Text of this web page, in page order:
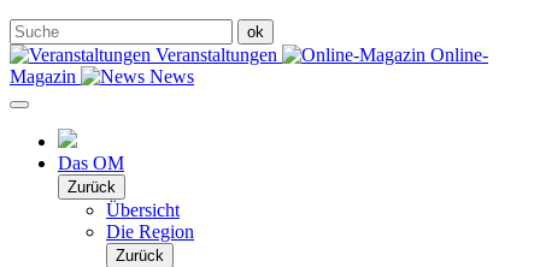
Veranstaltungen
Online-
Magazin
News
Das OM
Zurück
Übersicht
Die Region
Zurück